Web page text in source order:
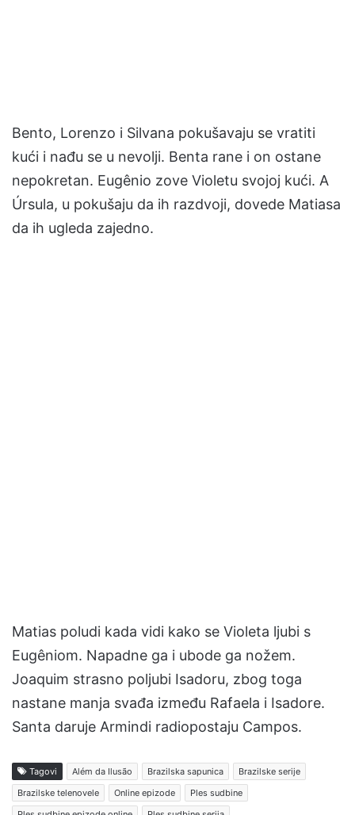
Bento, Lorenzo i Silvana pokušavaju se vratiti
kući i nađu se u nevolji. Benta rane i on ostane
nepokretan. Eugênio zove Violetu svojoj kući. A
Úrsula, u pokušaju da ih razdvoji, dovede Matiasa
da ih ugleda zajedno.
Matias poludi kada vidi kako se Violeta ljubi s
Eugêniom. Napadne ga i ubode ga nožem.
Joaquim strasno poljubi Isadoru, zbog toga
nastane manja svađa između Rafaela i Isadore.
Santa daruje Armindi radiopostaju Campos.
Tagovi Além da Ilusão Brazilska sapunica
Brazilske serije
Brazilske telenovele
Online epizode
Ples sudbine